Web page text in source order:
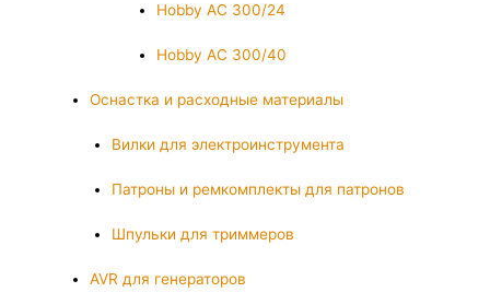
Hobby AC 300/24
Hobby AC 300/40
Оснастка и расходные материалы
Вилки для электроинструмента
Патроны и ремкомплекты для патронов
Шпульки для триммеров
AVR для генераторов